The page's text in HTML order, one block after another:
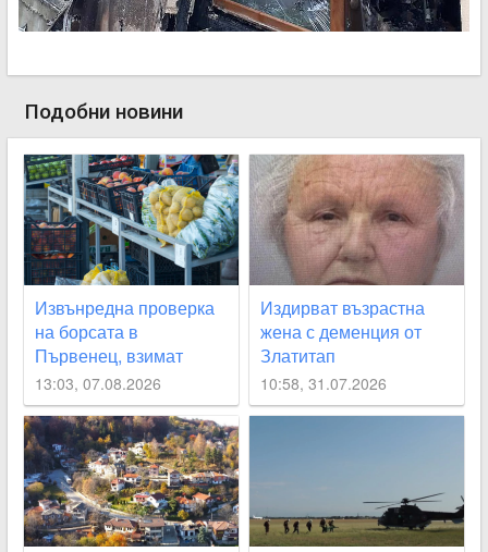
Подобни новини
Извънредна проверка
на борсата в
Първенец, взимат
проби за наличие на
пестициди
13:03, 07.08.2026
Издирват възрастна
жена с деменция от
Златитап
10:58, 31.07.2026